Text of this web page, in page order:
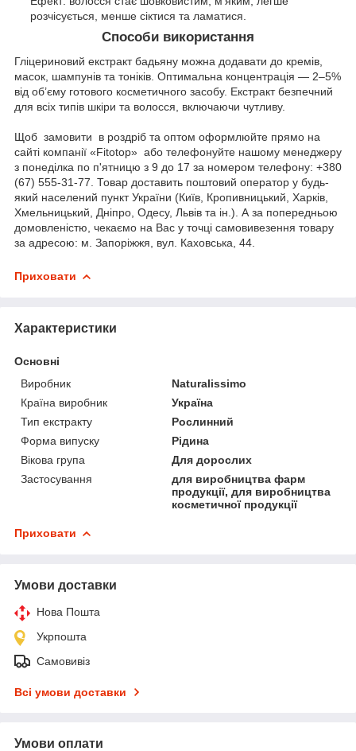
розчісується, менше сіктися та ламатися.
Способи використання
Гліцериновий екстракт бадьяну можна додавати до кремів,
масок, шампунів та тоніків. Оптимальна концентрація — 2–5%
від об’єму готового косметичного засобу. Екстракт безпечний
для всіх типів шкіри та волосся, включаючи чутливу.
Щоб замовити в роздріб та оптом оформлюйте прямо на
сайті компанії «Fitotop» або телефонуйте нашому менеджеру
з понеділка по п'ятницю з 9 до 17 за номером телефону: +380
(67) 555-31-77. Товар доставить поштовий оператор у будь-
який населений пункт України (Київ, Кропивницький, Харків,
Хмельницький, Дніпро, Одесу, Львів та ін.). А за попередньою
домовленістю, чекаємо на Вас у точці самовивезення товару
за адресою: м. Запоріжжя, вул. Каховська, 44.
Приховати
Характеристики
Основні
Виробник
Naturalissimo
Країна виробник
Україна
Тип екстракту
Рослинний
Форма випуску
Рідина
Вікова група
Для дорослих
Застосування
для виробництва фарм
продукції, для виробництва
косметичної продукції
Приховати
Умови доставки
Нова Пошта
Укрпошта
Самовивіз
Всі умови доставки
Умови оплати